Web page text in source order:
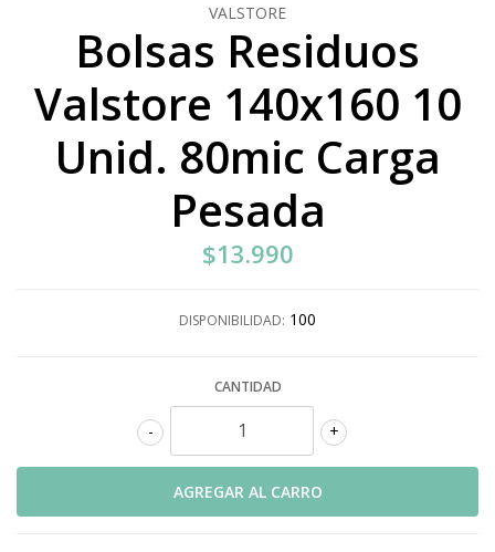
VALSTORE
Bolsas Residuos
Valstore 140x160 10
Unid. 80mic Carga
Pesada
$13.990
DISPONIBILIDAD: 100
CANTIDAD
+
-